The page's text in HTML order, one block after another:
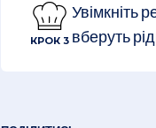
КРОК 3
Увімкніть
вберуть